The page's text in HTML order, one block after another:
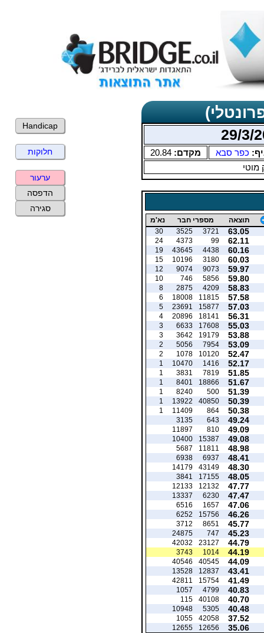
כפר סבא מקדם: 20.84
מוטי
תוצאה מספרי חבר נא'מ
63.05
3721
3525
30
62.11
99
4373
24
60.16
4438
43645
19
60.03
3180
10196
15
59.97
9073
9074
12
59.80
5856
746
10
58.83
4209
2875
8
57.58
11815
18008
6
57.03
15877
23691
5
56.31
18141
20896
4
55.03
17608
6633
3
53.88
19179
3642
3
53.09
7954
5056
2
52.47
10120
1078
2
52.17
1416
10470
1
51.85
7819
3831
1
51.67
18866
8401
1
51.39
500
8240
1
50.39
40850
13922
1
50.38
864
11409
1
49.24
643
3135
49.09
810
11897
49.08
15387
10400
48.98
11811
5687
48.41
6937
6938
48.30
43149
14179
48.05
17155
3841
47.77
12132
12133
47.47
6230
13337
47.06
1657
6516
46.26
15756
6252
45.77
8651
3712
45.23
747
24875
44.79
23127
42032
44.19
1014
3743
44.09
40545
40546
43.41
12837
13528
41.49
15754
42811
40.83
4799
1057
40.70
40108
115
40.48
5305
10948
37.52
42058
1055
35.06
12656
12655
Handicap
חלוקות
ערעור
הדפסה
סגירה